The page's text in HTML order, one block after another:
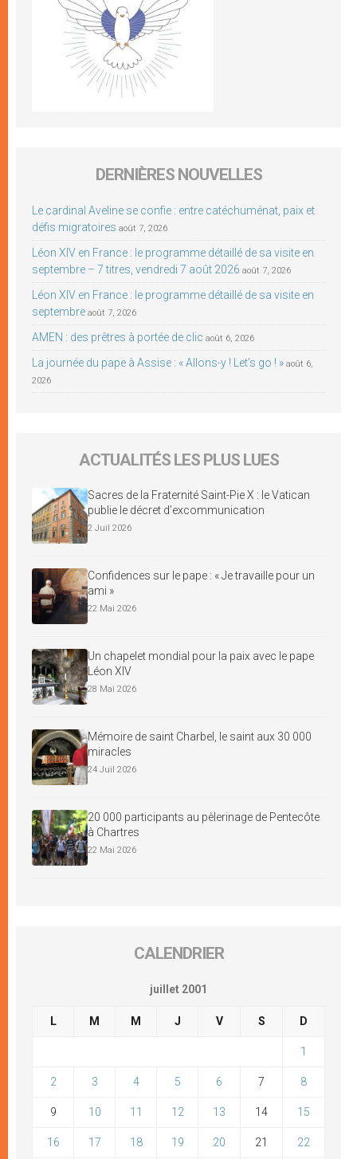
DERNIÈRES NOUVELLES
Le cardinal Aveline se confie : entre catéchuménat, paix et
défis migratoires août 7, 2026
Léon XIV en France : le programme détaillé de sa visite en
septembre – 7 titres, vendredi 7 août 2026 août 7, 2026
Léon XIV en France : le programme détaillé de sa visite en
septembre août 7, 2026
AMEN : des prêtres à portée de clic août 6, 2026
La journée du pape à Assise : « Allons-y ! Let’s go ! » août 6,
2026
ACTUALITÉS LES PLUS LUES
Sacres de la Fraternité Saint-Pie X : le Vatican
publie le décret d’excommunication
2 Juil 2026
Confidences sur le pape : « Je travaille pour un
ami »
22 Mai 2026
Un chapelet mondial pour la paix avec le pape
Léon XIV
28 Mai 2026
Mémoire de saint Charbel, le saint aux 30 000
miracles
24 Juil 2026
20 000 participants au pèlerinage de Pentecôte
à Chartres
22 Mai 2026
CALENDRIER
juillet 2001
L M M J V S D
1
2 3 4 5 6 7 8
9 10 11 12 13 14 15
16 17 18 19 20 21 22